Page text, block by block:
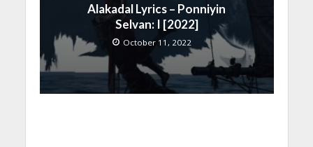
Alakadal Lyrics – Ponniyin
Selvan: I [2022]
October 11, 2022